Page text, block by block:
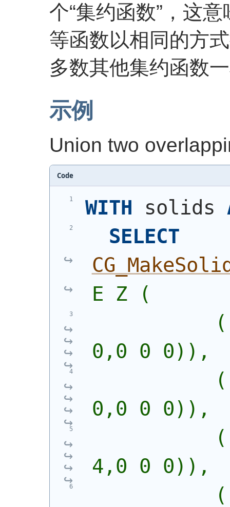
个“集约函数”，这
等函数以相同的方
多数其他集约函数
示例
Union two
Code
WITH solids
SELECT
E Z (
0,0 0 0)),
0,0 0 0)),
4,0 0 0)),